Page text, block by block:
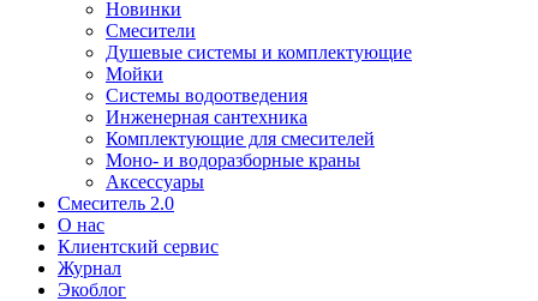
Новинки
Смесители
Душевые системы и комплектующие
Мойки
Системы водоотведения
Инженерная сантехника
Комплектующие для смесителей
Моно- и водоразборные краны
Аксессуары
Смеситель 2.0
О нас
Клиентский сервис
Журнал
Экоблог